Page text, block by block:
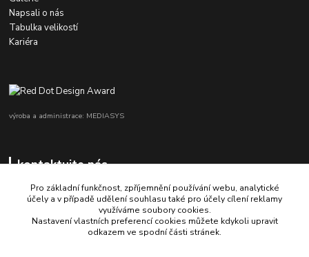
Napsali o nás
Tabulka velikostí
Kariéra
výroba a administrace: MEDIASYS
kontaktujte nás
+420 725 347 646
Pro základní funkčnost, zpříjemnění používání webu, analytické
účely a v případě udělení souhlasu také pro účely cílení reklamy
využíváme soubory cookies.
Nastavení vlastních preferencí cookies můžete kdykoli upravit
odkazem ve spodní části stránek.